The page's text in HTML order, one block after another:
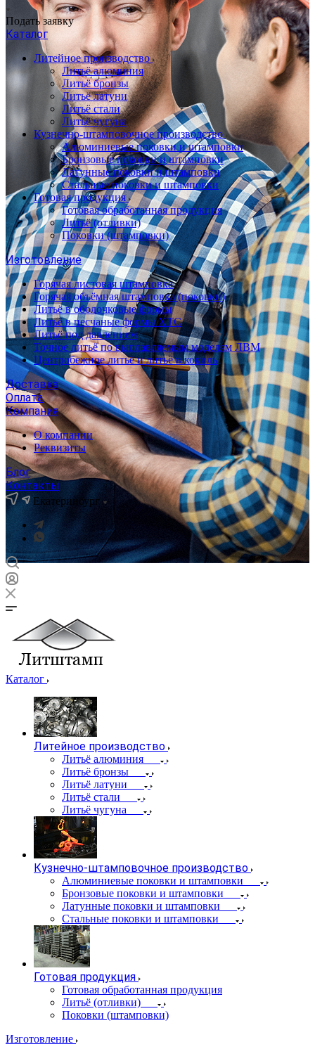
Подать заявку
Каталог
Литейное производство
Литьё алюминия
Литьё бронзы
Литьё латуни
Литьё стали
Литьё чугуна
Кузнечно-штамповочное производство
Алюминиевые поковки и штамповки
Бронзовые поковки и штамповки
Латунные поковки и штамповки
Стальные поковки и штамповки
Готовая продукция
Готовая обработанная продукция
Литьё (отливки)
Поковки (штамповки)
Изготовление
Горячая листовая штамповка
Горячая объёмная штамповка (поковки)
Литьё в оболочковые формы
Литьё в песчаные формы ХТС
Литьё под давлением
Точное литьё по выплавляемым моделям ЛВМ
Центробежное литьё и литьё в кокиль
Доставка
Оплата
Компания
О компании
Реквизиты
Блог
Контакты
Екатеринбург
Каталог
Литейное производство
Литьё алюминия
Литьё бронзы
Литьё латуни
Литьё стали
Литьё чугуна
Кузнечно-штамповочное производство
Алюминиевые поковки и штамповки
Бронзовые поковки и штамповки
Латунные поковки и штамповки
Стальные поковки и штамповки
Готовая продукция
Готовая обработанная продукция
Литьё (отливки)
Поковки (штамповки)
Изготовление